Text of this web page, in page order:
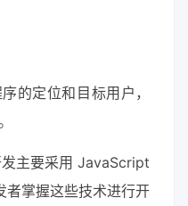
的定位和目标用户，
主要采用 JavaScript
者掌握这些技术进行开